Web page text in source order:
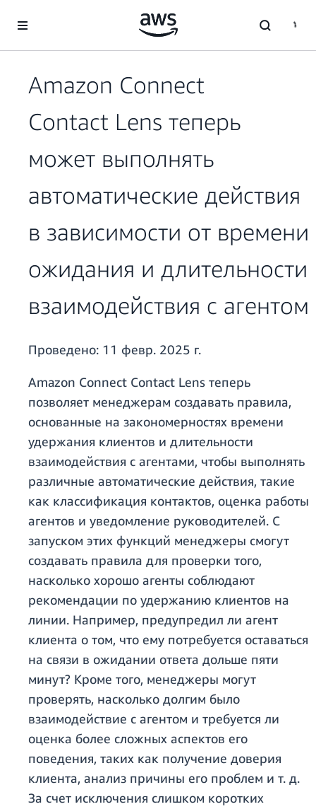
Перейти к главному контенту
Amazon Connect
Contact Lens теперь
может выполнять
автоматические действия
в зависимости от времени
ожидания и длительности
взаимодействия с агентом
Проведено: 11 февр. 2025 г.
Amazon Connect Contact Lens теперь
позволяет менеджерам создавать правила,
основанные на закономерностях времени
удержания клиентов и длительности
взаимодействия с агентами, чтобы выполнять
различные автоматические действия, такие
как классификация контактов, оценка работы
агентов и уведомление руководителей. С
запуском этих функций менеджеры смогут
создавать правила для проверки того,
насколько хорошо агенты соблюдают
рекомендации по удержанию клиентов на
линии. Например, предупредил ли агент
клиента о том, что ему потребуется оставаться
на связи в ожидании ответа дольше пяти
минут? Кроме того, менеджеры могут
проверять, насколько долгим было
взаимодействие с агентом и требуется ли
оценка более сложных аспектов его
поведения, таких как получение доверия
клиента, анализ причины его проблем и т. д.
За счет исключения слишком коротких